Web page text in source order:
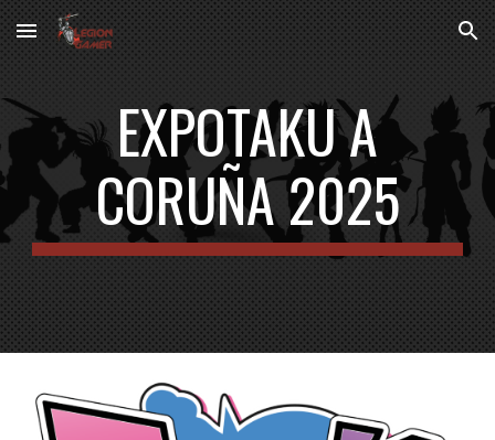
Skip to main content Skip to navigation
EXPOTAKU A
CORUÑA 2025